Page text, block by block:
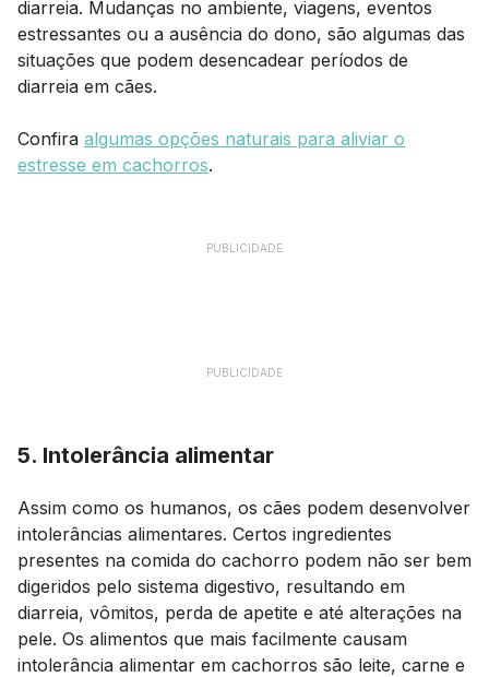
diarreia. Mudanças no ambiente, viagens, eventos
estressantes ou a ausência do dono, são algumas das
situações que podem desencadear períodos de
diarreia em cães.
Confira algumas opções naturais para aliviar o
estresse em cachorros.
PUBLICIDADE
PUBLICIDADE
5. Intolerância alimentar
Assim como os humanos, os cães podem desenvolver
intolerâncias alimentares. Certos ingredientes
presentes na comida do cachorro podem não ser bem
digeridos pelo sistema digestivo, resultando em
diarreia, vômitos, perda de apetite e até alterações na
pele. Os alimentos que mais facilmente causam
intolerância alimentar em cachorros são leite, carne e